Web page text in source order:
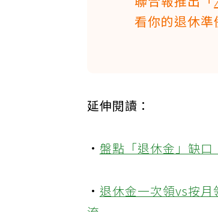
聯合報推出「
看你的退休準
延伸閱讀：
·盤點「退休金」缺
·退休金一次領vs按